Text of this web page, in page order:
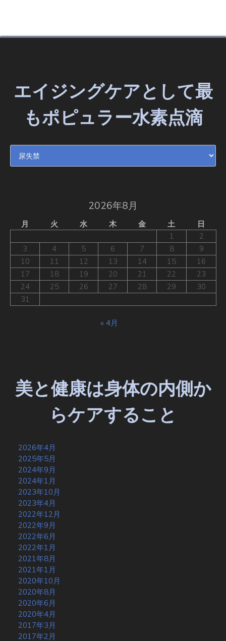
エイジングケアとして最
もポピュラー水素点滴
2026年8月
月 火 水 木 金 土
日
1
2
3
4 5 6 7 8
9
10
11 12 13 14 15
16
17
18 19 20 21 22
23
24
25 26 27 28 29
30
31
« 4月
美と健康は身体の内側か
らケアすること
2026年4月
2025年5月
2024年9月
2024年1月
2023年10月
2023年4月
2022年12月
2022年9月
2022年6月
2022年1月
2021年8月
2021年1月
2020年10月
2020年8月
2020年6月
2020年4月
2017年3月
2017年2月